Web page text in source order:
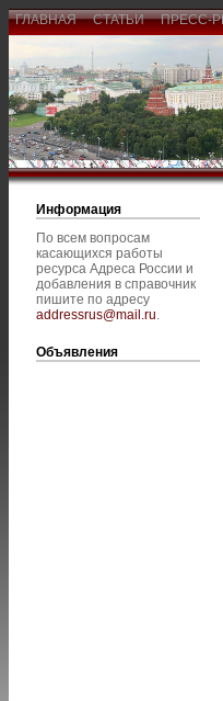
ГЛАВНАЯ СТАТЬИ ПРЕСС-
Информация
По всем вопросам
касающихся работы
ресурса Адреса России и
добавления в справочник
пишите по адресу
addressrus@mail.ru.
Объявления